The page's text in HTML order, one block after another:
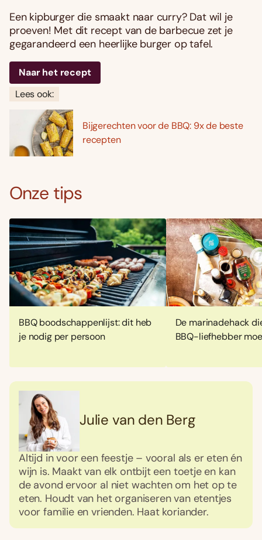
Een kipburger die smaakt naar curry? Dat wil je
proeven! Met dit recept van de barbecue zet je
gegarandeerd een heerlijke burger op tafel.
Naar het recept
Lees ook:
Bijgerechten voor de BBQ: 9x de beste
recepten
Onze tips
BBQ boodschappenlijst: dit heb
je nodig per persoon
De marinadehack
BBQ-liefhebber
Julie van den Berg
Altijd in voor een feestje – vooral als er eten én
wijn is. Maakt van elk ontbijt een toetje en kan
de avond ervoor al niet wachten om het op te
eten. Houdt van het organiseren van etentjes
voor familie en vrienden. Haat koriander.